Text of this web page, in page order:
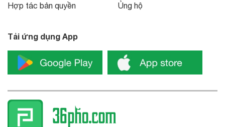
Hợp tác bản quyền Ủng hộ
Tải ứng dụng App